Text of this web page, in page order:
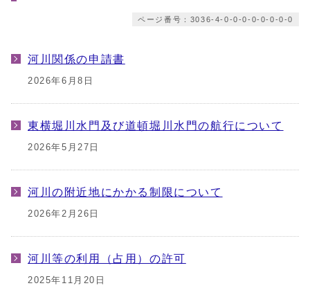
ページ番号：3036-4-0-0-0-0-0-0-0-0
河川関係の申請書
2026年6月8日
東横堀川水門及び道頓堀川水門の航行について
2026年5月27日
河川の附近地にかかる制限について
2026年2月26日
河川等の利用（占用）の許可
2025年11月20日